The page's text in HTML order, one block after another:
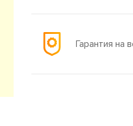
Гарантия на